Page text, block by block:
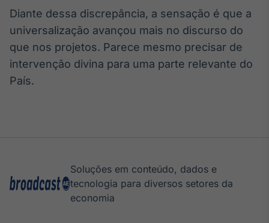
notícias
Broadcast
Widgets
Conteúdos e
dados para
Diante dessa discrepância, a sensação é que a
universalização avançou mais no discurso do
que nos projetos. Parece mesmo precisar de
intervenção divina para uma parte relevante do
País.
Soluções em conteúdo, dados e
tecnologia para diversos setores da
economia